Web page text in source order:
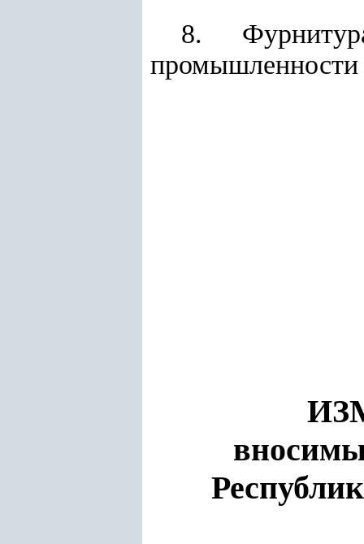
8.
промышленности